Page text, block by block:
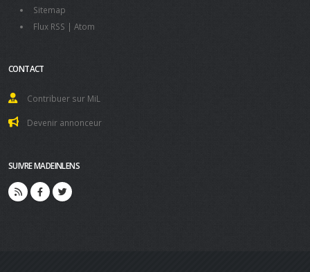
Sitemap
Flux RSS | Atom
CONTACT
Contribuer sur MiL
Devenir annonceur
SUIVRE MADEINLENS